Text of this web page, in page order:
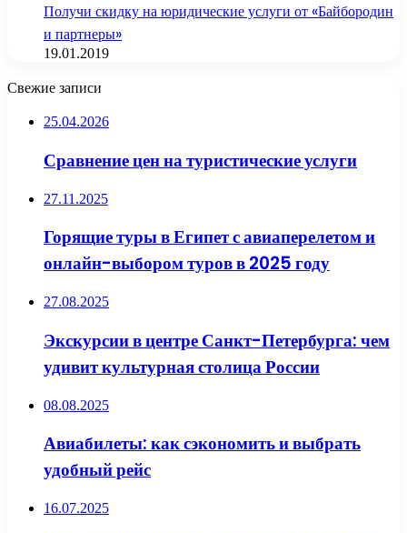
Получи скидку на юридические услуги от «Байбородин
и партнеры»
19.01.2019
Свежие записи
25.04.2026
Сравнение цен на туристические услуги
27.11.2025
Горящие туры в Египет с авиаперелетом и
онлайн-выбором туров в 2025 году
27.08.2025
Экскурсии в центре Санкт-Петербурга: чем
удивит культурная столица России
08.08.2025
Авиабилеты: как сэкономить и выбрать
удобный рейс
16.07.2025